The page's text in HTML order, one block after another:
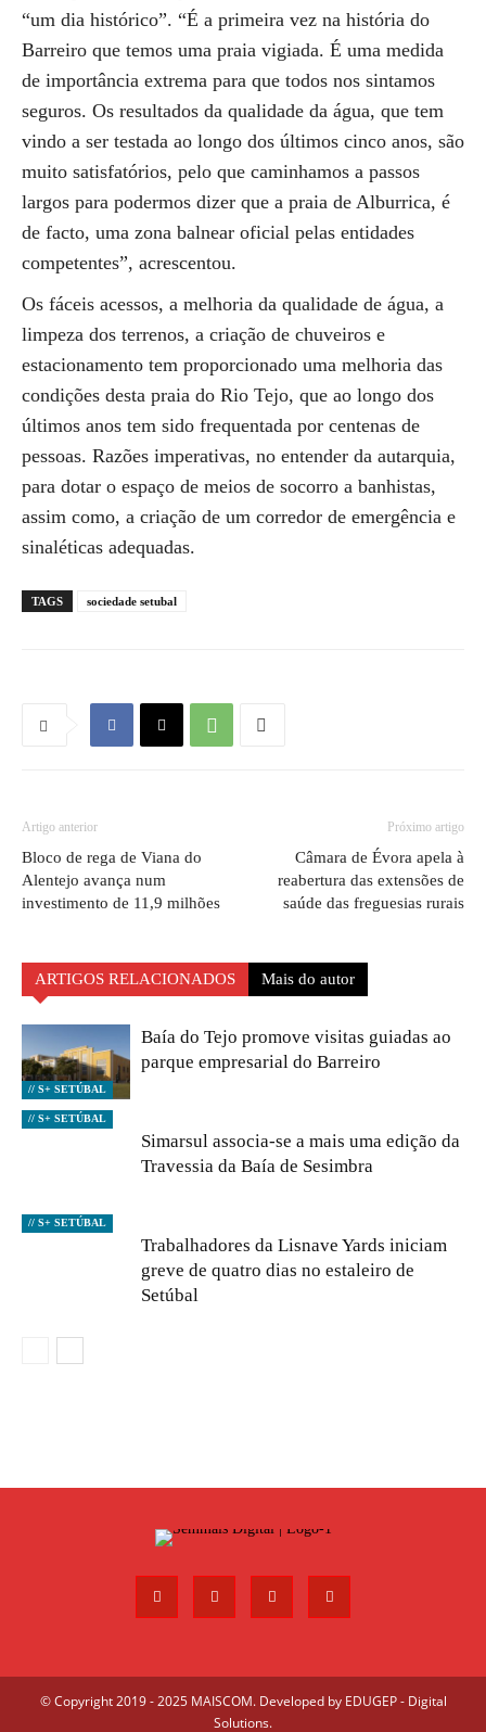
“um dia histórico”. “É a primeira vez na história do
Barreiro que temos uma praia vigiada. É uma medida
de importância extrema para que todos nos sintamos
seguros. Os resultados da qualidade da água, que tem
vindo a ser testada ao longo dos últimos cinco anos, são
muito satisfatórios, pelo que caminhamos a passos
largos para podermos dizer que a praia de Alburrica, é
de facto, uma zona balnear oficial pelas entidades
competentes”, acrescentou.
Os fáceis acessos, a melhoria da qualidade de água, a
limpeza dos terrenos, a criação de chuveiros e
estacionamento tem proporcionado uma melhoria das
condições desta praia do Rio Tejo, que ao longo dos
últimos anos tem sido frequentada por centenas de
pessoas. Razões imperativas, no entender da autarquia,
para dotar o espaço de meios de socorro a banhistas,
assim como, a criação de um corredor de emergência e
sinaléticas adequadas.
TAGS sociedade setubal
Artigo anterior
Bloco de rega de Viana do
Alentejo avança num
investimento de 11,9 milhões
Próximo artigo
Câmara de Évora apela à
reabertura das extensões de
saúde das freguesias rurais
ARTIGOS RELACIONADOS Mais do autor
// S+ SETÚBAL
Baía do Tejo promove visitas guiadas ao
parque empresarial do Barreiro
// S+ SETÚBAL
Simarsul associa-se a mais uma edição da
Travessia da Baía de Sesimbra
// S+ SETÚBAL
Trabalhadores da Lisnave Yards iniciam
greve de quatro dias no estaleiro de
Setúbal
© Copyright 2019 - 2025 MAISCOM. Developed by EDUGEP - Digital
Solutions.